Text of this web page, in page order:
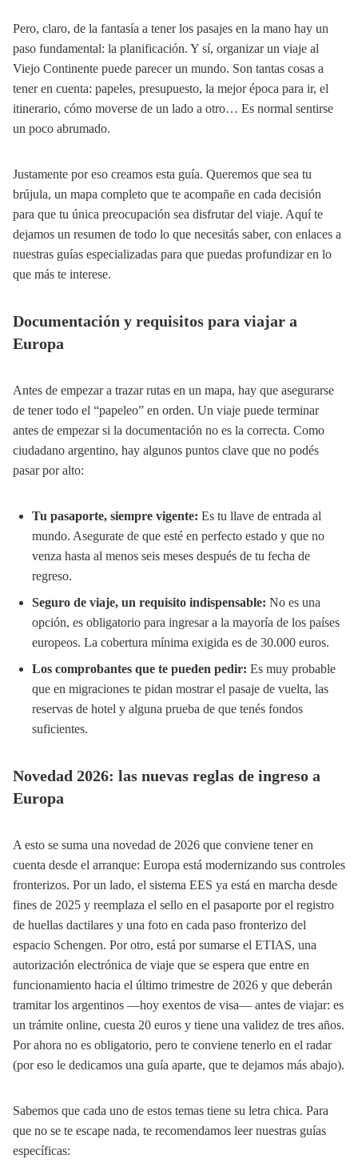
Pero, claro, de la fantasía a tener los pasajes en la mano hay un
paso fundamental: la planificación. Y sí, organizar un viaje al
Viejo Continente puede parecer un mundo. Son tantas cosas a
tener en cuenta: papeles, presupuesto, la mejor época para ir, el
itinerario, cómo moverse de un lado a otro… Es normal sentirse
un poco abrumado.
Justamente por eso creamos esta guía. Queremos que sea tu
brújula, un mapa completo que te acompañe en cada decisión
para que tu única preocupación sea disfrutar del viaje. Aquí te
dejamos un resumen de todo lo que necesitás saber, con enlaces a
nuestras guías especializadas para que puedas profundizar en lo
que más te interese.
Documentación y requisitos para viajar a
Europa
Antes de empezar a trazar rutas en un mapa, hay que asegurarse
de tener todo el “papeleo” en orden. Un viaje puede terminar
antes de empezar si la documentación no es la correcta. Como
ciudadano argentino, hay algunos puntos clave que no podés
pasar por alto:
Tu pasaporte, siempre vigente: Es tu llave de entrada al
mundo. Asegurate de que esté en perfecto estado y que no
venza hasta al menos seis meses después de tu fecha de
regreso.
Seguro de viaje, un requisito indispensable: No es una
opción, es obligatorio para ingresar a la mayoría de los países
europeos. La cobertura mínima exigida es de 30.000 euros.
Los comprobantes que te pueden pedir: Es muy probable
que en migraciones te pidan mostrar el pasaje de vuelta, las
reservas de hotel y alguna prueba de que tenés fondos
suficientes.
Novedad 2026: las nuevas reglas de ingreso a
Europa
A esto se suma una novedad de 2026 que conviene tener en
cuenta desde el arranque: Europa está modernizando sus controles
fronterizos. Por un lado, el sistema EES ya está en marcha desde
fines de 2025 y reemplaza el sello en el pasaporte por el registro
de huellas dactilares y una foto en cada paso fronterizo del
espacio Schengen. Por otro, está por sumarse el ETIAS, una
autorización electrónica de viaje que se espera que entre en
funcionamiento hacia el último trimestre de 2026 y que deberán
tramitar los argentinos —hoy exentos de visa— antes de viajar: es
un trámite online, cuesta 20 euros y tiene una validez de tres años.
Por ahora no es obligatorio, pero te conviene tenerlo en el radar
(por eso le dedicamos una guía aparte, que te dejamos más abajo).
Sabemos que cada uno de estos temas tiene su letra chica. Para
que no se te escape nada, te recomendamos leer nuestras guías
específicas: